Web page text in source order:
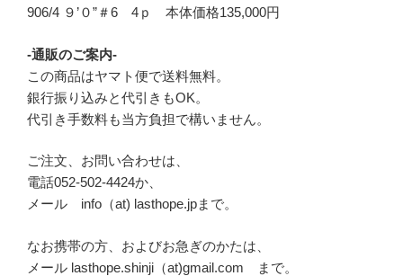
906/4 ９’０”＃6 4ｐ 本体価格135,000円
-通販のご案内-
この商品はヤマト便で送料無料。
銀行振り込みと代引きもOK。
代引き手数料も当方負担で構いません。
ご注文、お問い合わせは、
電話052-502-4424か、
メール info（at) lasthope.jpまで。
なお携帯の方、およびお急ぎのかたは、
メール lasthope.shinji（at)gmail.com まで。